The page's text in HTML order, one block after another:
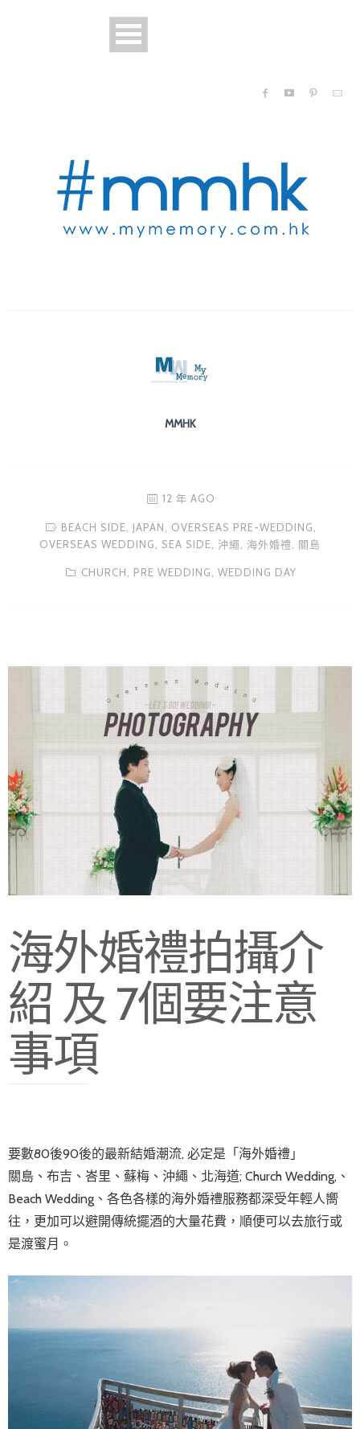
MMHK
12 年 AGO
BEACH SIDE, JAPAN,
OVERSEAS PRE-WEDDING,
OVERSEAS WEDDING,
SEA SIDE, 沖繩, 海外婚禮, 關島
CHURCH, PRE WEDDING, WEDDING DAY
海外婚禮拍攝介
紹 及 7個要注意
事項
要數80後90後的最新結婚潮流, 必定是「海外婚禮」
關島、布吉、峇里、蘇梅、沖繩、北海道; Church Wedding,、
Beach Wedding、各色各樣的海外婚禮服務都深受年輕人嚮
往，更加可以避開傳統擺酒的大量花費，順便可以去旅行或
是渡蜜月。